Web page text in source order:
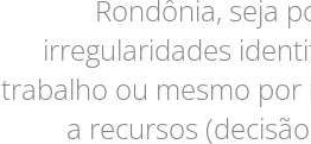
Rondônia, seja
irregularidades
trabalho ou mesmo por
a recursos